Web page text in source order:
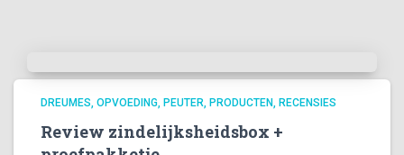
DREUMES OPVOEDING PEUTER PRODUCTEN RECENSIES
Review zindelijksheidsbox +